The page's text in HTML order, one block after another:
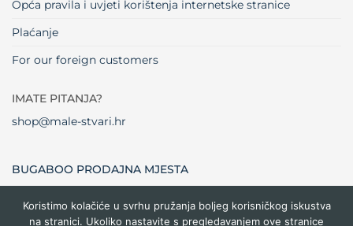
Opća pravila i uvjeti korištenja internetske stranice
Plaćanje
For our foreign customers
IMATE PITANJA?
shop@male-stvari.hr
BUGABOO PRODAJNA MJESTA
Koristimo kolačiće u svrhu pružanja boljeg korisničkog iskustva
na stranici. Ukoliko nastavite s pregledavanjem ove stranice